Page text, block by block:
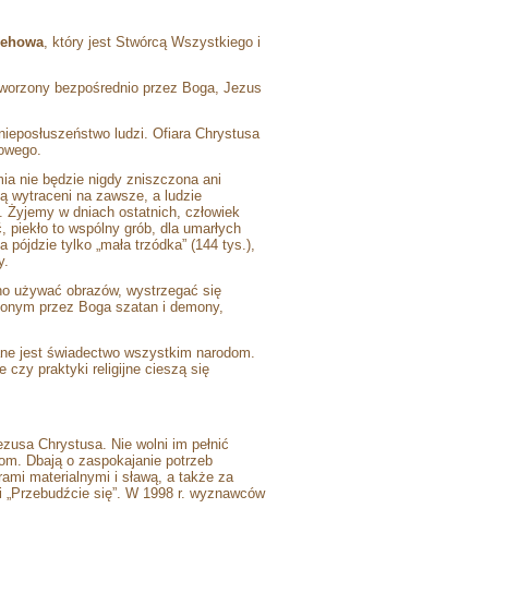
, który jest Stwórcą Wszystkiego i
bezpośrednio przez Boga, Jezus
ludzi. Ofiara Chrystusa
nie będzie nigdy zniszczona ani
wytraceni na zawsze, a ludzie
w dniach ostatnich, człowiek
to wspólny grób, dla umarłych
tylko „mała trzódka” (144 tys.),
używać obrazów, wystrzegać się
przez Boga szatan i demony,
jest świadectwo wszystkim narodom.
czy praktyki religijne cieszą się
Chrystusa. Nie wolni im pełnić
Dbają o zaspokajanie potrzeb
materialnymi i sławą, a także za
się”. W 1998 r. wyznawców